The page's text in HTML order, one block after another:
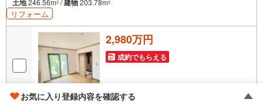
土地 2 建物 2
リフォーム
画像3枚
2,980万円
成約でもらえる
お気に入り登録内容を確認する